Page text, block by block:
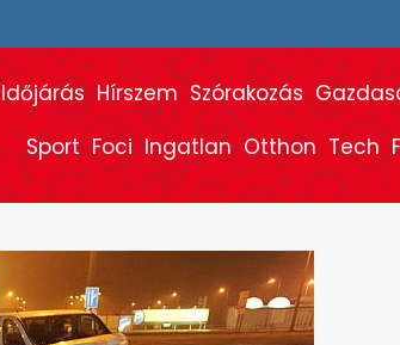
Időjárás Hírszem Szórakozás
Sport Foci Ingatlan Otthon Tech